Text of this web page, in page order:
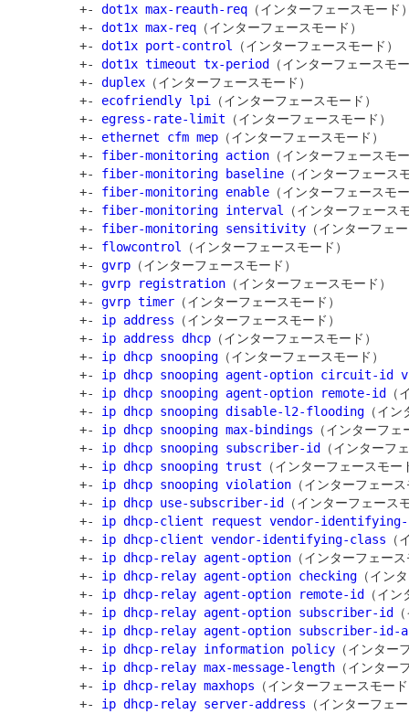
         +-
dot1x max-reauth-req （インターフェースモード
         +-
dot1x max-req （インターフェースモード）
         +-
dot1x port-control
（インターフェースモード）
         +-
dot1x timeout tx-period
（インターフェースモ
         +-
duplex （インターフェースモード）
         +-
ecofriendly lpi
（インターフェースモード）
         +-
egress-rate-limit （インターフェースモード）
         +-
ethernet cfm mep （インターフェースモード）
         +-
fiber-monitoring action （インターフェースモ
         +-
fiber-monitoring baseline （インターフェース
         +-
fiber-monitoring enable （インターフェースモ
         +-
fiber-monitoring interval
（インターフェース
         +-
fiber-monitoring sensitivity （インターフェ
         +-
flowcontrol
（インターフェースモード）
         +-
gvrp （インターフェースモード）
         +-
gvrp registration （インターフェースモード）
         +-
gvrp timer （インターフェースモード）
         +-
ip address （インターフェースモード）
         +-
ip address dhcp （インターフェースモード）
         +-
ip dhcp snooping （インターフェースモード）
         +-
ip dhcp snooping agent-option circuit-id
         +-
ip dhcp snooping agent-option remote-id
（
         +-
ip dhcp snooping disable-l2-flooding （イ
         +-
ip dhcp snooping max-bindings （インターフ
         +-
ip dhcp snooping subscriber-id
（インターフ
         +-
ip dhcp snooping trust （インターフェースモー
         +-
ip dhcp snooping violation （インターフェー
         +-
ip dhcp use-subscriber-id
（インターフェース
         +-
ip dhcp-client request vendor-
         +-
ip dhcp-client vendor-identifying-class （
         +-
ip dhcp-relay agent-option （インターフェー
         +-
ip dhcp-relay agent-option checking （イン
         +-
ip dhcp-relay agent-option remote-id
（イ
         +-
ip dhcp-relay agent-option subscriber-id
         +-
ip dhcp-relay agent-option subscriber-id-
         +-
ip dhcp-relay information policy （インター
         +-
ip dhcp-relay max-message-length （インター
         +-
ip dhcp-relay maxhops （インターフェースモー
         +-
ip dhcp-relay server-address （インターフェ